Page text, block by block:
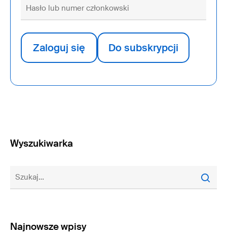
Zaloguj się Do subskrypcji
Wyszukiwarka
Najnowsze wpisy